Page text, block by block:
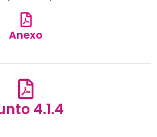
Anexo
4.1.4